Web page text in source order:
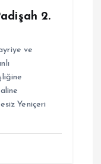
2.
ve
Yeniçeri